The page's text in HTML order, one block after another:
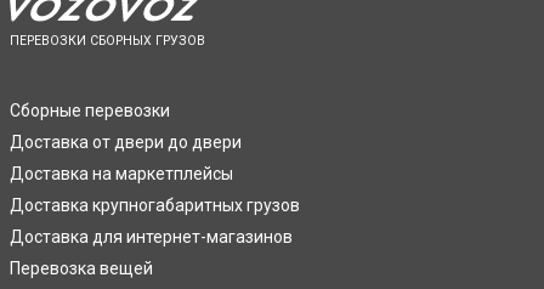
ПЕРЕВОЗКИ СБОРНЫХ ГРУЗОВ
Сборные перевозки
Доставка от двери до двери
Доставка на маркетплейсы
Доставка крупногабаритных грузов
Доставка для интернет-магазинов
Перевозка вещей